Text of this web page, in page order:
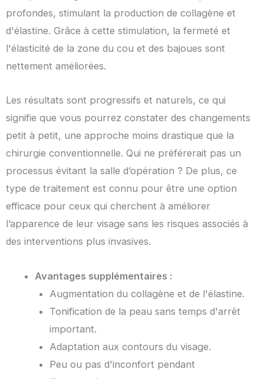
profondes, stimulant la production de collagène et
d'élastine. Grâce à cette stimulation, la fermeté et
l'élasticité de la zone du cou et des bajoues sont
nettement améliorées.
Les résultats sont progressifs et naturels, ce qui
signifie que vous pourrez constater des changements
petit à petit, une approche moins drastique que la
chirurgie conventionnelle. Qui ne préférerait pas un
processus évitant la salle d’opération ? De plus, ce
type de traitement est connu pour être une option
efficace pour ceux qui cherchent à améliorer
l’apparence de leur visage sans les risques associés à
des interventions plus invasives.
Avantages supplémentaires :
Augmentation du collagène et de l'élastine.
Tonification de la peau sans temps d'arrêt
important.
Adaptation aux contours du visage.
Peu ou pas d'inconfort pendant